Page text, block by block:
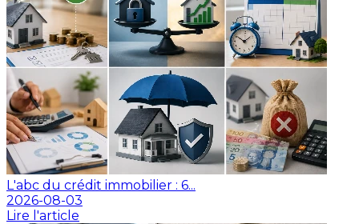
L'abc du crédit immobilier : 6...
2026-08-03
Lire l'article